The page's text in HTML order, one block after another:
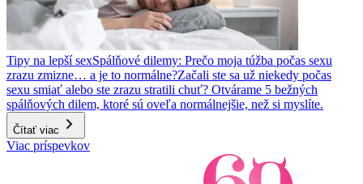
Tipy na lepší sexSpálňové dilemy: Prečo moja túžba počas sexu
zrazu zmizne… a je to normálne?Začali ste sa už niekedy počas
sexu smiať alebo ste zrazu stratili chuť? Otvárame 5 bežných
spálňových dilem, ktoré sú oveľa normálnejšie, než si myslíte.
Čítať viac
Viac príspevkov